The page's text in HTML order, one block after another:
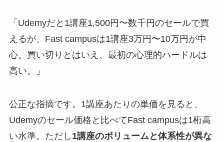
「Udemyだと1講座1,500円〜数千円のセールで買
えるが、Fast campusは1講座3万円〜10万円が中
心。買い切りとはいえ、最初の心理的ハードルは
高い。」
公正な指摘です。1講座あたりの単価を見ると、
Udemyのセール価格と比べてFast campusは1桁高
い水準。ただし 1講座のボリュームと体系性が異な